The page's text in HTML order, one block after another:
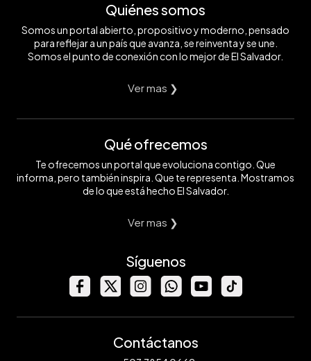
Quiénes somos
Somos un portal abierto, propositivo y moderno, pensado
para reflejar a un país que avanza, se reinventa y se une.
Somos el punto de conexión con lo mejor de El Salvador.
Ver mas ❯
Qué ofrecemos
Te ofrecemos un portal que evoluciona contigo. Que
informa, pero también inspira. Que te representa. Mostramos
de lo que está hecho El Salvador.
Ver mas ❯
Síguenos
Contáctanos